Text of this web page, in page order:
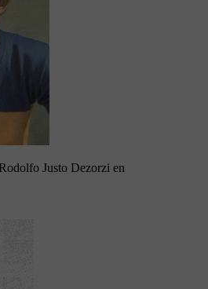
Justo Dezorzi en